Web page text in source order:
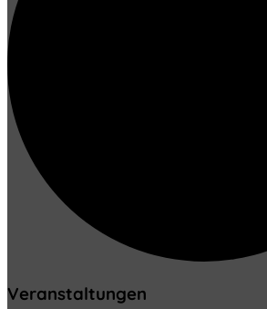
Veranstaltungen